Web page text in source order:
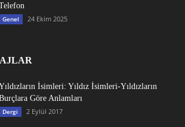
Genel 24 Ekim 2025
İsimleri: Yıldız İsimleri-Yıldızların
Göre Anlamları
Dergi 2 Eylül 2017